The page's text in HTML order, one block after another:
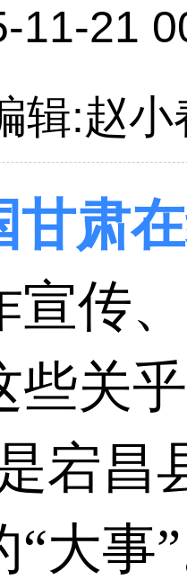
11-21
辑:赵小
甘肃
宣传
关乎
宕昌
“大事